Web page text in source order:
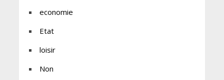
economie
Etat
loisir
Non